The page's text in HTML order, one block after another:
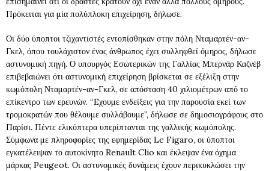
Πρόκειται για μία πολύπλοκη επιχείρηση, δήλωσε.
Οι δύο ύποπτοι τζιχαντιστές εντοπίσθηκαν στην πόλη Νταμαρτέν-αν-
Γκελ, όπου τουλάχιστον ένας άνθρωπος έχει συλληφθεί όμηρος, δήλωσε
αστυνομική πηγή. Ο υπουργός Εσωτερικών της Γαλλίας Μπερνάρ Καζνέβ
επιβεβαιώνει ότι αστυνομική επιχείρηση βρίσκεται σε εξέλιξη στην
κωμόπολη Νταμαρτέν-αν-Γκελ, σε απόσταση 40 χιλιομέτρων από το
επίκεντρο των ερευνών. “Eχουμε ενδείξεις για την παρουσία εκεί των
τρομοκρατών που θέλουμε συλλάβουμε”, δήλωσε σε δημοσιογράφους στο
Παρίσι. Πέντε ελικόπτερα υπερίπτανται της γαλλικής κωμόπολης.
Σύμφωνα με πληροφορίες της εφημερίδας Le Figaro, οι ύποπτοι
εγκατέλειψαν το αυτοκίνητο Renault Clio και έκλεψαν ένα όχημα
μάρκας Peugeot. Οι αστυνομικές δυνάμεις έχουν περικυκλώσει την